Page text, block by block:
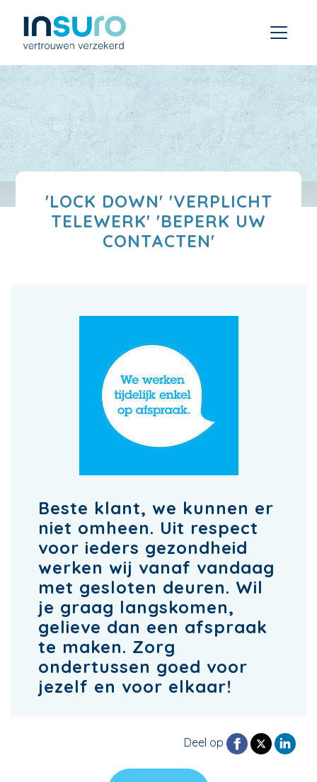
'LOCK DOWN' 'VERPLICHT
TELEWERK' 'BEPERK UW
CONTACTEN'
Beste klant, we kunnen er
niet omheen. Uit respect
voor ieders gezondheid
werken wij vanaf vandaag
met gesloten deuren. Wil
je graag langskomen,
gelieve dan een afspraak
te maken. Zorg
ondertussen goed voor
jezelf en voor elkaar!
Deel op